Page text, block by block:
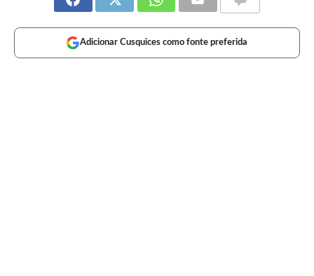
Adicionar Cusquices como fonte preferida